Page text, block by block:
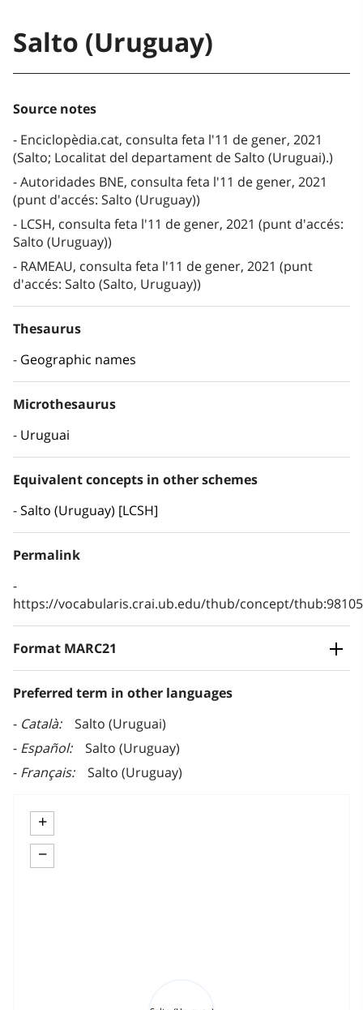
Salto (Uruguay)
Source notes
Enciclopèdia.cat, consulta feta l'11 de gener, 2021
(Salto; Localitat del departament de Salto (Uruguai).)
Autoridades BNE, consulta feta l'11 de gener, 2021
(punt d'accés: Salto (Uruguay))
LCSH, consulta feta l'11 de gener, 2021 (punt d'accés:
Salto (Uruguay))
RAMEAU, consulta feta l'11 de gener, 2021 (punt
d'accés: Salto (Salto, Uruguay))
Thesaurus
Geographic names
Microthesaurus
Uruguai
Equivalent concepts in other schemes
Salto (Uruguay) [LCSH]
Permalink
https://vocabularis.crai.ub.edu/thub/concept/
Format MARC21
Preferred term in other languages
Català
Salto (Uruguai)
Español
Salto (Uruguay)
Français
Salto (Uruguay)
+
−